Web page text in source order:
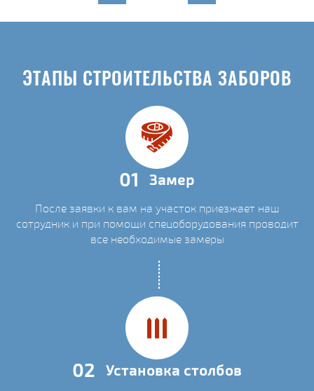
ЭТАПЫ СТРОИТЕЛЬСТВА ЗАБОРОВ
01 Замер
После заявки к вам на участок приезжает наш
сотрудник и при помощи спецоборудования проводит
все необходимые замеры
02 Установка столбов